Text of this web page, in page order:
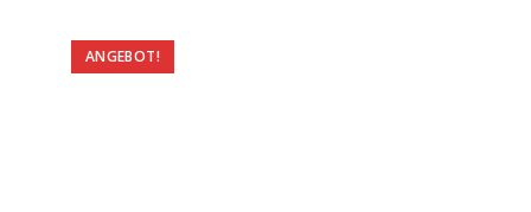
ANGEBOT!